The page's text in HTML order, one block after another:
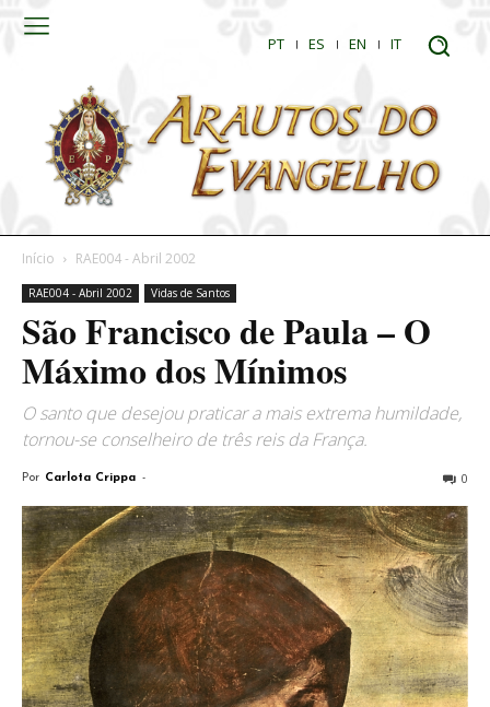
PT ES EN IT
Início RAE004 - Abril 2002
RAE004 - Abril 2002 Vidas de Santos
São Francisco de Paula – O
Máximo dos Mínimos
O santo que desejou praticar a mais extrema humilda­de,
tornou-se conselheiro de três reis da França.
Por Carlota Crippa - 0